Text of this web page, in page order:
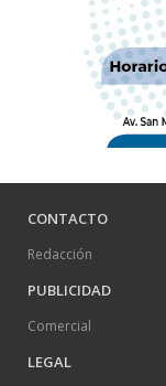
CONTACTO
Redacción
PUBLICIDAD
Comercial
LEGAL